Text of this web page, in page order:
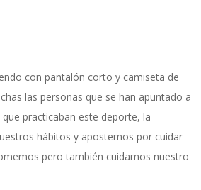
con pantalón corto y camiseta de
las personas que se han apuntado a
practicaban este deporte, la
hábitos y apostemos por cuidar
pero también cuidamos nuestro